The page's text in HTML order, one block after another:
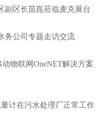
副区长苗崑莅临麦克展台
务公司专题走访交流
动物联网OneNET解决方案
计在污水处理厂正常工作